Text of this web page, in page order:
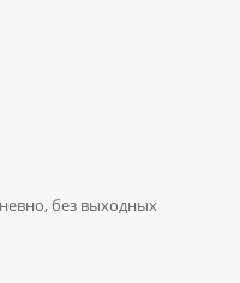
без выходных